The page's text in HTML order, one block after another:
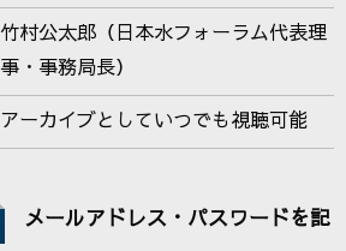
竹村公太郎（日本水フォーラム代表理
事・事務局長）
アーカイブとしていつでも視聴可能
メールアドレス・パスワードを記